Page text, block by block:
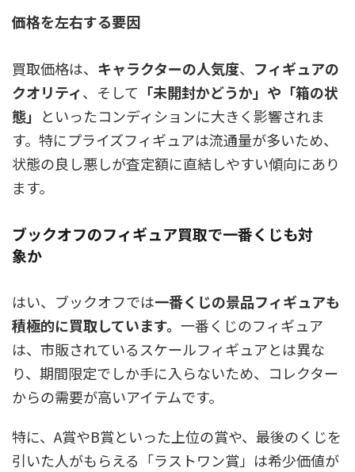
価格を左右する要因
買取価格は、 キャラクターの人気度、 フィギュアの
クオリティ、そして 「未開封かどうか」や「箱の状
態」 といったコンディションに大きく影響されま
す。特にプライズフィギュアは流通量が多いため、
状態の良し悪しが査定額に直結しやすい傾向にあり
ます。
ブックオフのフィギュア買取で一番くじも対
象か
はい、ブックオフでは一番くじの景品フィギュアも
積極的に買取しています。 一番くじのフィギュア
は、市販されているスケールフィギュアとは異な
り、期間限定でしか手に入らないため、コレクター
からの需要が高いアイテムです。
特に、A賞やB賞といった上位の賞や、最後のくじを
引いた人がもらえる「ラストワン賞」は希少価値が